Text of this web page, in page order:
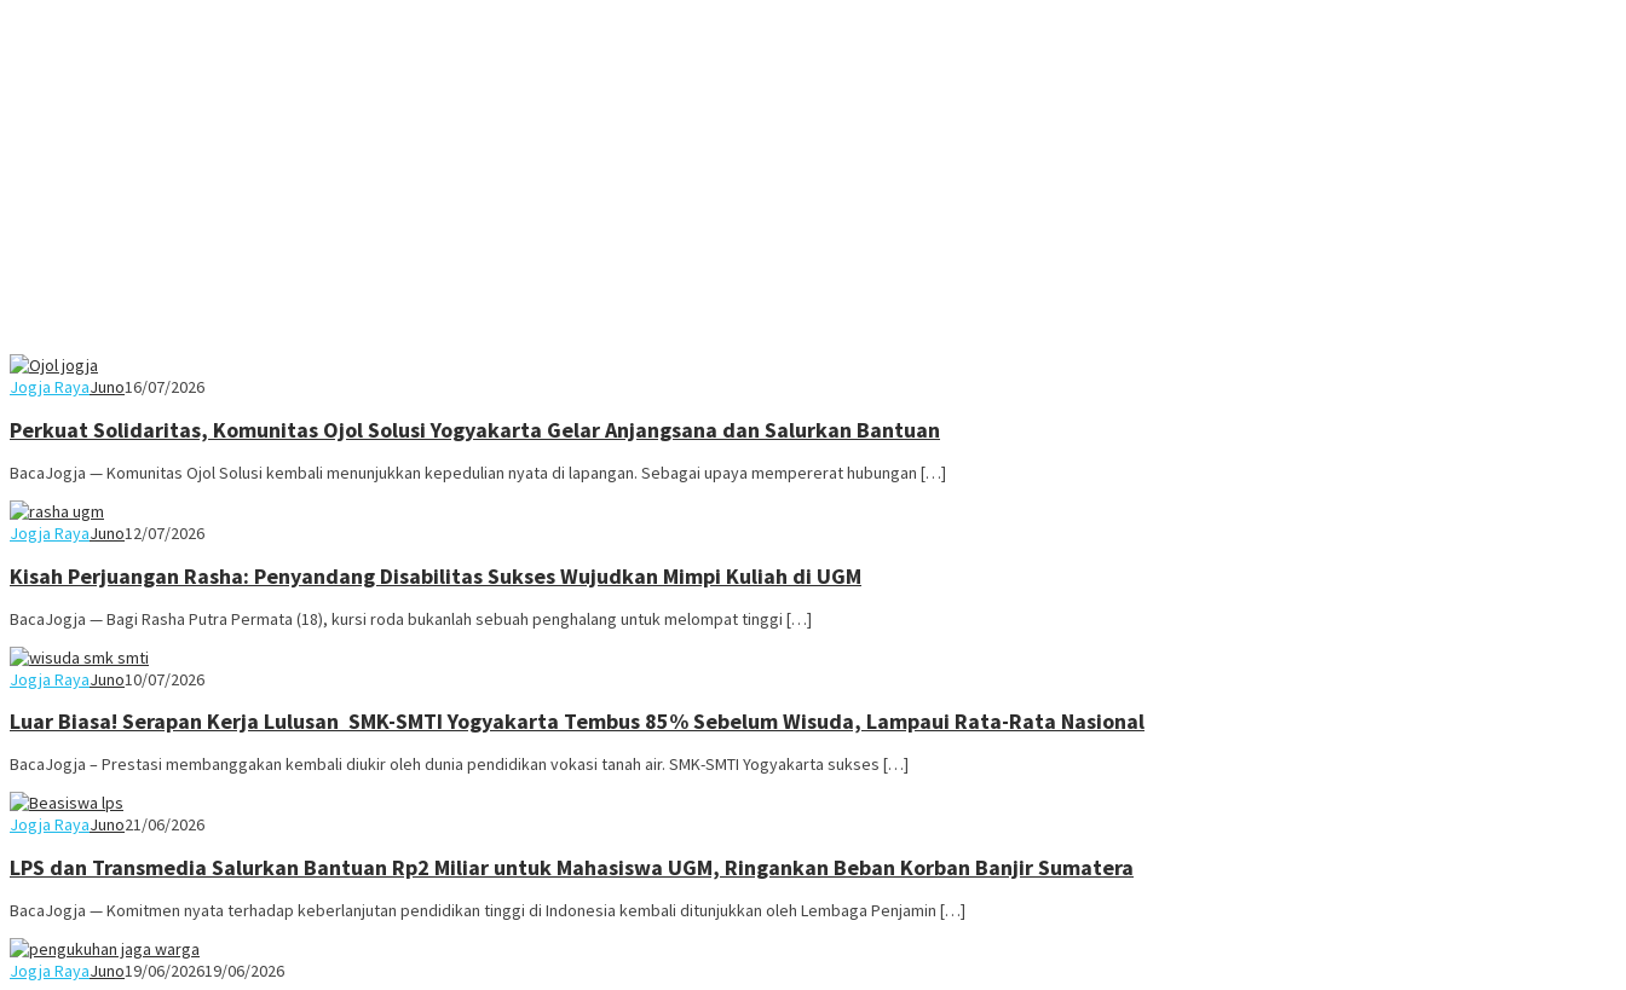
Jogja RayaJuno16/07/2026
Perkuat Solidaritas, Komunitas Ojol Solusi Yogyakarta Gelar Anjangsana dan Salurkan Bantuan
BacaJogja — Komunitas Ojol Solusi kembali menunjukkan kepedulian nyata di lapangan. Sebagai upaya mempererat hubungan […]
Jogja RayaJuno12/07/2026
Kisah Perjuangan Rasha: Penyandang Disabilitas Sukses Wujudkan Mimpi Kuliah di UGM
BacaJogja — Bagi Rasha Putra Permata (18), kursi roda bukanlah sebuah penghalang untuk melompat tinggi […]
Jogja RayaJuno10/07/2026
Luar Biasa! Serapan Kerja Lulusan SMK-SMTI Yogyakarta Tembus 85% Sebelum Wisuda, Lampaui Rata-Rata Nasional
BacaJogja – Prestasi membanggakan kembali diukir oleh dunia pendidikan vokasi tanah air. SMK-SMTI Yogyakarta sukses […]
Jogja RayaJuno21/06/2026
LPS dan Transmedia Salurkan Bantuan Rp2 Miliar untuk Mahasiswa UGM, Ringankan Beban Korban Banjir Sumatera
BacaJogja — Komitmen nyata terhadap keberlanjutan pendidikan tinggi di Indonesia kembali ditunjukkan oleh Lembaga Penjamin […]
Jogja RayaJuno19/06/202619/06/2026